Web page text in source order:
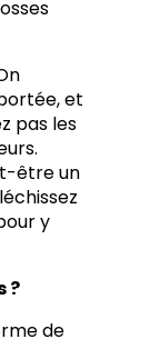
et
pas les
être un
y
?
de